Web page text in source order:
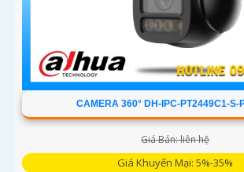
CAMERA 360° DH-IPC-PT2449C1-S-
Giá Bán: liên hệ
Giá Khuyến Mại: 5%-35%